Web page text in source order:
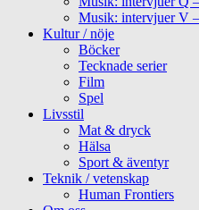
Musik: intervjuer V
Kultur / nöje
Böcker
Tecknade serier
Film
Spel
Livsstil
Mat & dryck
Hälsa
Sport & äventyr
Teknik / vetenskap
Human Frontiers